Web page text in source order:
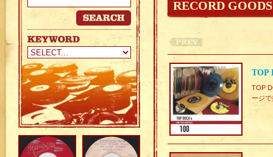
RECORD GOODS
TOP
TOP
ージ